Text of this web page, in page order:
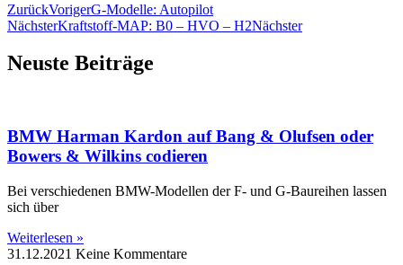
ZurückVorigerG-Modelle: Autopilot
NächsterKraftstoff-MAP: B0 – HVO – H2Nächster
Neuste Beiträge
BMW Harman Kardon auf Bang & Olufsen oder
Bowers & Wilkins codieren
Bei verschiedenen BMW-Modellen der F- und G-Baureihen lassen
sich über
Weiterlesen »
31.12.2021 Keine Kommentare